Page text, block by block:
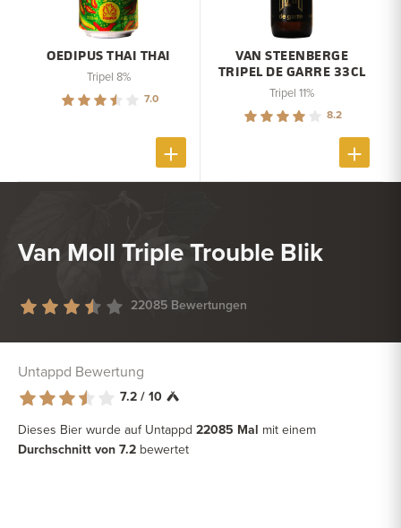
OEDIPUS THAI THAI
Tripel 8%
7.0
VAN STEENBERGE
TRIPEL DE GARRE 33CL
Tripel 11%
8.2
Van Moll Triple Trouble Blik
22085 Bewertungen
Untappd Bewertung
7.2 / 10
Dieses Bier wurde auf Untappd 22085 Mal mit einem
Durchschnitt von 7.2 bewertet